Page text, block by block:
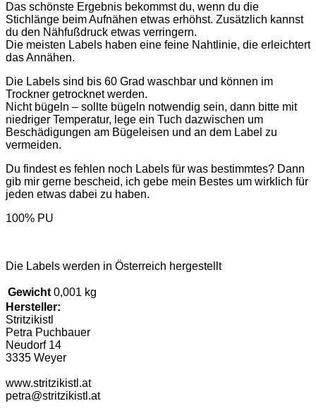
Das schönste Ergebnis bekommst du, wenn du die
Stichlänge beim Aufnähen etwas erhöhst. Zusätzlich kannst
du den Nähfußdruck etwas verringern.
Die meisten Labels haben eine feine Nahtlinie, die erleichtert
das Annähen.
Die Labels sind bis 60 Grad waschbar und können im
Trockner getrocknet werden.
Nicht bügeln – sollte bügeln notwendig sein, dann bitte mit
niedriger Temperatur, lege ein Tuch dazwischen um
Beschädigungen am Bügeleisen und an dem Label zu
vermeiden.
Du findest es fehlen noch Labels für was bestimmtes? Dann
gib mir gerne bescheid, ich gebe mein Bestes um wirklich für
jeden etwas dabei zu haben.
100% PU
Die Labels werden in Österreich hergestellt
Gewicht 0,001 kg
Hersteller:
Stritzikistl
Petra Puchbauer
Neudorf 14
3335 Weyer
www.stritzikistl.at
petra@stritzikistl.at